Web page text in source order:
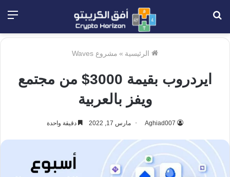
الرئيسية » مشروع Waves
ايردروب بقيمة 3000$ من مجتمع
ويفز بالعربية
Aghiad007 مارس 17, 2022 دقيقة واحدة